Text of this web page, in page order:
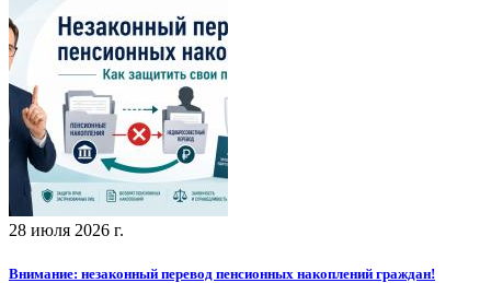
28 июля 2026 г.
Внимание: незаконный перевод пенсионных накоплений граждан!